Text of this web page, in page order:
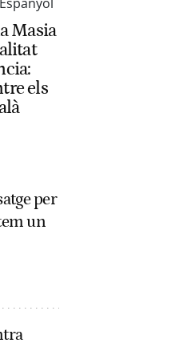
Masia
els
per
un